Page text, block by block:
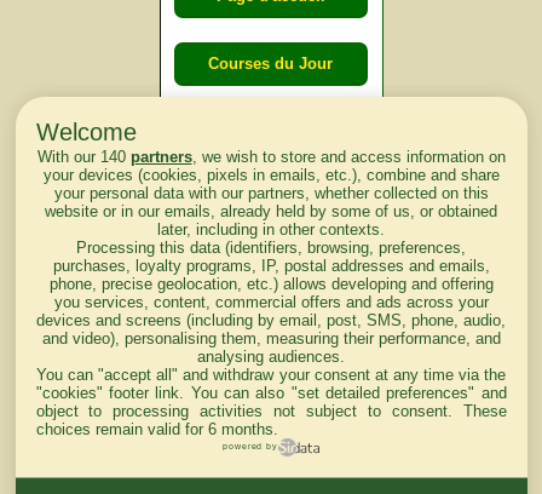
Courses du Jour
lendemain
Courses
d'aujourd'hui
Haut de Page
Welcome
With our 140 partners, we wish to store and access information on
your devices (cookies, pixels in emails, etc.), combine and share
your personal data with our partners, whether collected on this
website or in our emails, already held by some of us, or obtained
later, including in other contexts.
Processing this data (identifiers, browsing, preferences,
purchases, loyalty programs, IP, postal addresses and emails,
phone, precise geolocation, etc.) allows developing and offering
you services, content, commercial offers and ads across your
devices and screens (including by email, post, SMS, phone, audio,
and video), personalising them, measuring their performance, and
analysing audiences.
You can "accept all" and withdraw your consent at any time via the
"cookies" footer link . You can also "set detailed preferences" and
object to processing activities not subject to consent. These
choices remain valid for 6 months.
powered by